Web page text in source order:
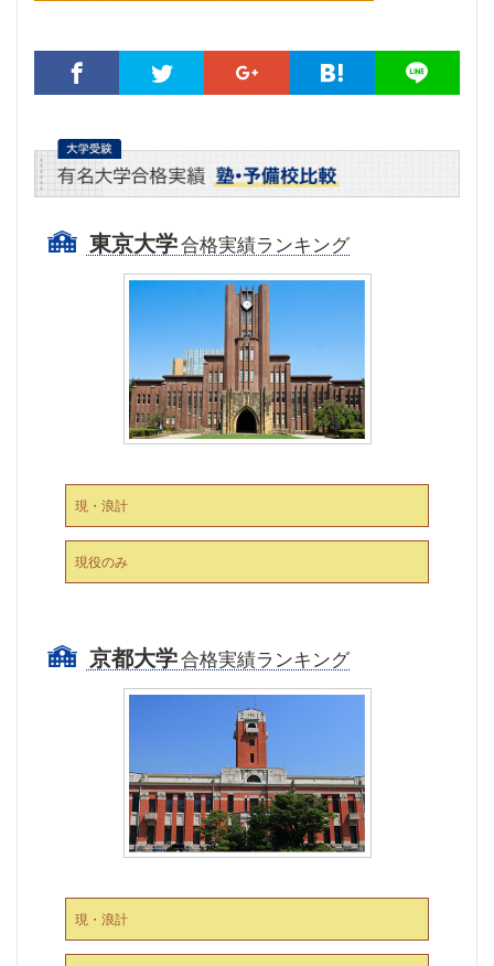
東京大学合格実績ランキング
現・浪計
現役のみ
京都大学合格実績ランキング
現・浪計